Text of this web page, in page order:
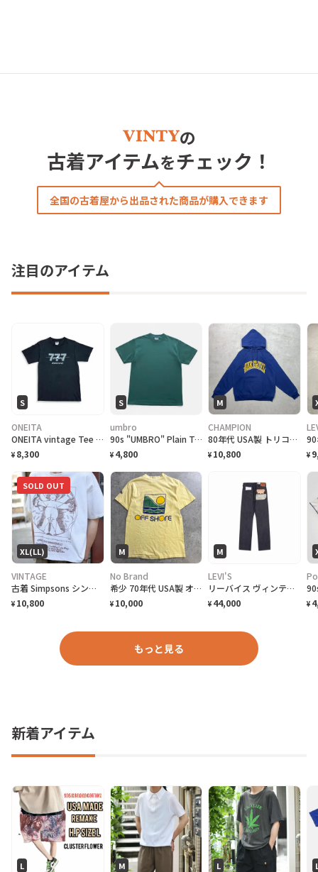
の
古着アイテムをチェック！
全国の古着屋から出品された商品が購入できます
注目のアイテム
S
ONEITA
ONEITA vintage Tee シングルステッチ Tシャツ BOEING ボーイング
¥ 8,300
S
umbro
90s "UMBRO" Plain T-Shirt アンブロ 無地Tシャツ [S]
¥ 4,800
M
CHAMPION
80年代 USA製 トリコタグ Champion チャンピオン OAK GROVE カレッジプリント スウェットパーカー メンズM相当 古着 80s ヴィンテージ VINTAGE 紺色
¥ 10,800 ¥
XL(LL)
SOLD OUT
VINTAGE
古着 Simpsons シンプソン ウィトルウィウス的人体図 Tシャツ
¥ 10,800
M
No Brand
希少 70年代 USA製 オールドサーフ最初期 OFF SHORE オフショア 袖ロゴ 両面プリント サーフTシャツ メンズM Hanes BEEFY-T 希少TM表記 アメリカ製 古着 VINTAGE シングルステッチ ヴィンテージ ライトイエロー 黄色
¥ 10,000
M
LEVI'S
リーバイス ヴィンテージ クロージング 1947 501® ジーンズ オーガニック "リジッド"
¥ 44,000 ¥
もっと見る
新着アイテム
L M L